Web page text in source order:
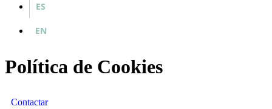
ES
EN
Política de Cookies
Contactar